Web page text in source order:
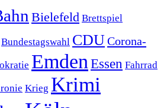
Bielefeld Brettspiel
Bundestagswahl CDUCorona-
Emden Essen Fahrrad
Krieg Krimi